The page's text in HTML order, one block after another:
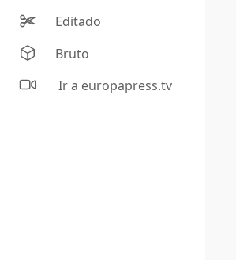
Editado
Bruto
Ir a europapress.tv